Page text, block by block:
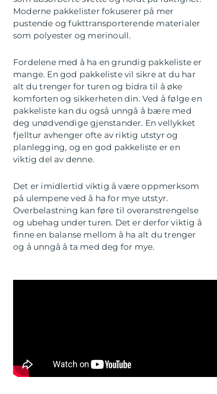
Moderne pakkelister fokuserer på mer
pustende og fukttransporterende materialer
som polyester og merinoull.
Fordelene med å ha en grundig pakkeliste er
mange. En god pakkeliste vil sikre at du har
alt du trenger for turen og bidra til å øke
komforten og sikkerheten din. Ved å følge en
pakkeliste kan du også unngå å bære med
deg unødvendige gjenstander. En vellykket
fjelltur avhenger ofte av riktig utstyr og
planlegging, og en god pakkeliste er en
viktig del av denne.
Det er imidlertid viktig å være oppmerksom
på ulempene ved å ha for mye utstyr.
Overbelastning kan føre til overanstrengelse
og ubehag under turen. Det er derfor viktig å
finne en balanse mellom å ha alt du trenger
og å unngå å ta med deg for mye.